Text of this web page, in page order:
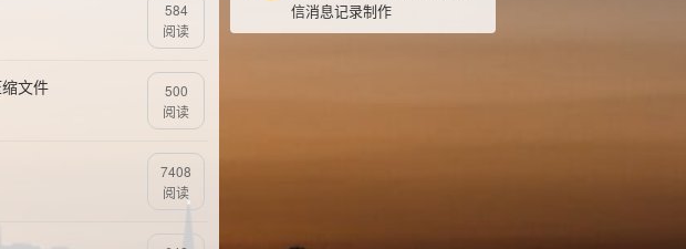
584
阅读
文件
500
阅读
7408
阅读
信消息记录制作